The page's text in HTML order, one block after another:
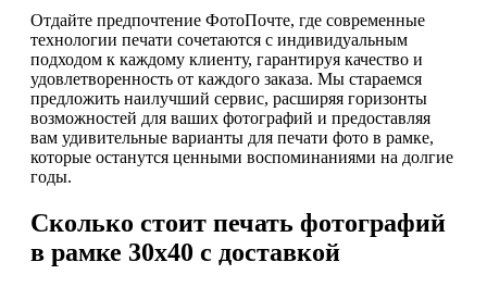
Отдайте предпочтение ФотоПочте, где современные
технологии печати сочетаются с индивидуальным
подходом к каждому клиенту, гарантируя качество и
удовлетворенность от каждого заказа. Мы стараемся
предложить наилучший сервис, расширяя горизонты
возможностей для ваших фотографий и предоставляя
вам удивительные варианты для печати фото в рамке,
которые останутся ценными воспоминаниями на долгие
годы.
Сколько стоит печать фотографий
в рамке 30х40 с доставкой